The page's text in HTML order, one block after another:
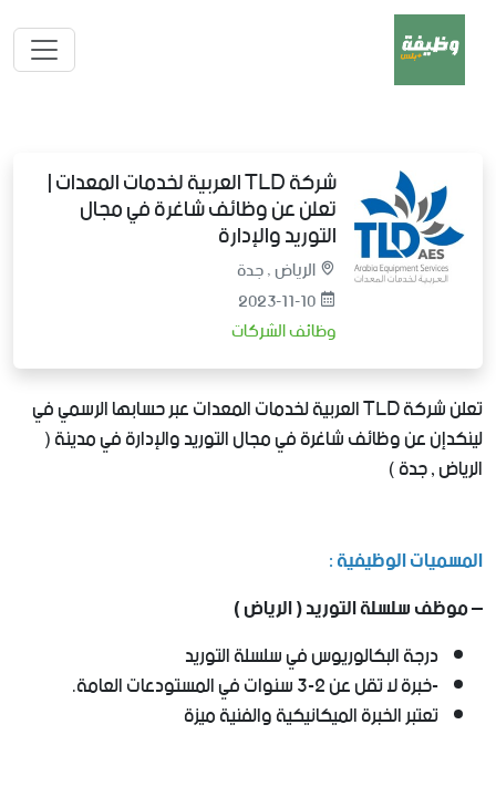
شركة TLD العربية لخدمات المعدات |
تعلن عن وظائف شاغرة في مجال
التوريد والإدارة
الرياض , جدة
2023-11-10
وظائف الشركات
تعلن شركة TLD العربية لخدمات المعدات عبر حسابها الرسمي في
لينكدإن عن وظائف شاغرة في مجال التوريد والإدارة في مدينة (
الرياض , جدة )
المسميات الوظيفية :
– موظف سلسلة التوريد ( الرياض )
درجة البكالوريوس في سلسلة التوريد
-خبرة لا تقل عن 2-3 سنوات في المستودعات العامة.
تعتبر الخبرة الميكانيكية والفنية ميزة